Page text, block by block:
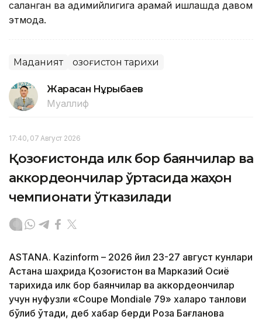
сақланган ва қадимийлигига қарамай ишлашда давом
этмоқда.
Маданият Қозоғистон тарихи
Жарасқан Нұрыбаев
Муаллиф
17:40, 07 Август 2026
Қозоғистонда илк бор баянчилар ва
аккордеончилар ўртасида жаҳон
чемпионати ўтказилади
ASTANA. Kazinform – 2026 йил 23-27 август кунлари
Астана шаҳрида Қозоғистон ва Марказий Осиё
тарихида илк бор баянчилар ва аккордеончилар
учун нуфузли «Coupe Mondiale 79» халқаро танлови
бўлиб ўтади, деб хабар берди Роза Бағланова